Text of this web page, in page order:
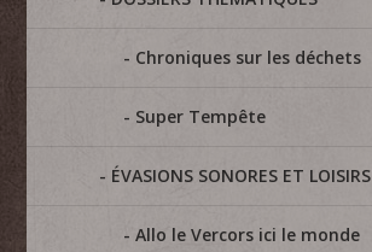
Chroniques sur les déchets
Super Tempête
ÉVASIONS SONORES ET LOISIRS
Allo le Vercors ici le monde